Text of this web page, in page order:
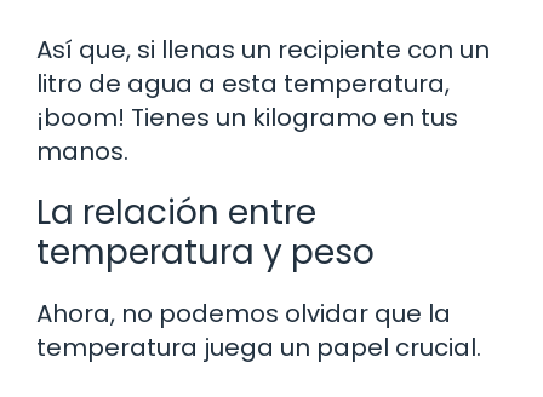
Así que, si llenas un recipiente con un
litro de agua a esta temperatura,
¡boom! Tienes un kilogramo en tus
manos.
La relación entre
temperatura y peso
Ahora, no podemos olvidar que la
temperatura juega un papel crucial.